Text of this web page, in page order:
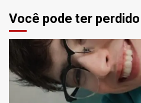
Você pode ter perdido